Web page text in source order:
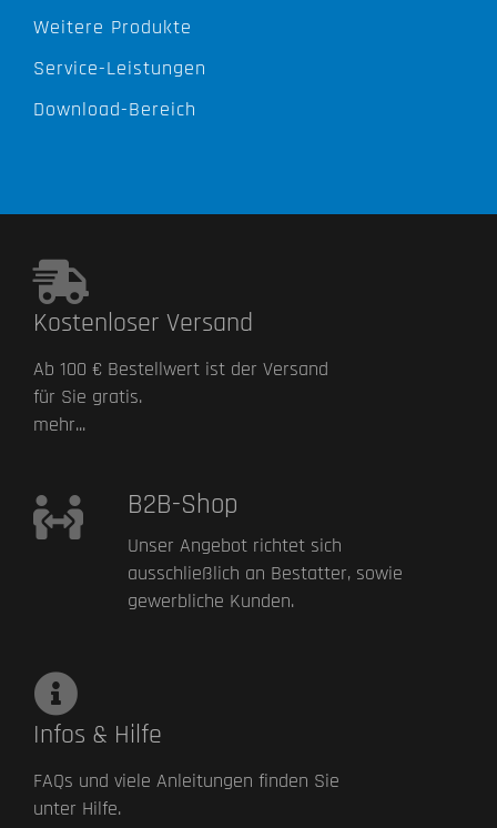
Weitere Produkte
Service-Leistungen
Download-Bereich
Kostenloser Versand
Ab 100 € Bestellwert ist der Versand
für Sie gratis.
mehr...
B2B-Shop
Unser Angebot richtet sich
ausschließlich an Bestatter, sowie
gewerbliche Kunden.
Infos & Hilfe
FAQs und viele Anleitungen finden Sie
unter Hilfe.